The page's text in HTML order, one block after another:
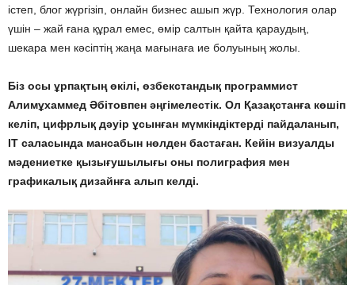
істеп, блог жүргізіп, онлайн бизнес ашып жүр. Технология олар
үшін – жай ғана құрал емес, өмір салтын қайта қараудың,
шекара мен кәсіптің жаңа мағынаға ие болуының жолы.
Біз осы ұрпақтың өкілі, өзбекстандық программист
Алимұхаммед Әбітовпен әңгімелестік. Ол Қазақстанға көшіп
келіп, цифрлық дәуір ұсынған мүмкіндіктерді пайдаланып,
IT саласында мансабын нөлден бастаған. Кейін визуалды
мәдениетке қызығушылығы оны полиграфия мен
графикалық дизайнға алып келді.